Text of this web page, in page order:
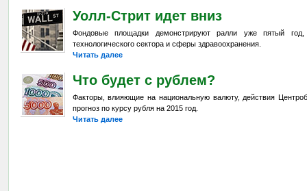
Уолл-Стрит идет вниз
Фондовые площадки демонстрируют ралли уже пятый
технологического сектора и сферы здравоохранения.
Читать далее
Что будет с рублем?
Факторы, влияющие на национальную валюту, действия
прогноз по курсу рубля на 2015 год.
Читать далее